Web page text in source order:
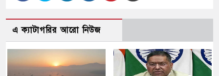
এ ক্যাটাগরির আরো নিউজ